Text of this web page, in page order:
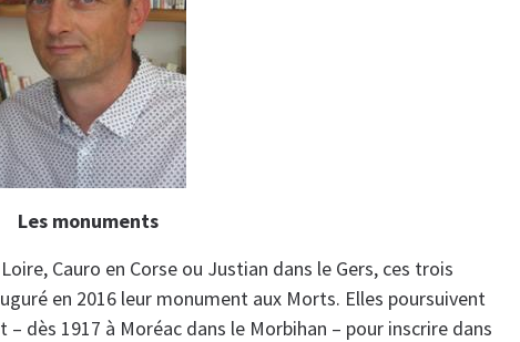
Les monuments
Cauro en Corse ou Justian dans le Gers, ces trois
en 2016 leur monument aux Morts. Elles poursuivent
dès 1917 à Moréac dans le Morbihan – pour inscrire dans